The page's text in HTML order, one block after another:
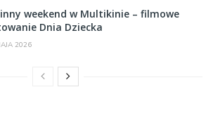
weekend w Multikinie – filmowe
Dnia Dziecka
2026